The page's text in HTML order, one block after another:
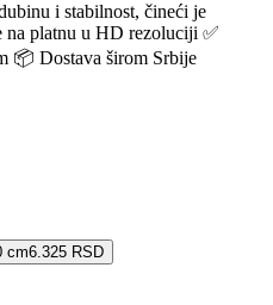
i stabilnost, čineći je
na platnu u HD rezoluciji ✅
📦 Dostava širom Srbije
cm6.325 RSD